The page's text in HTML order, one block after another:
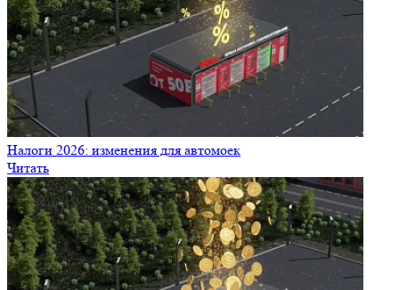
Налоги 2026: изменения для автомоек
Читать